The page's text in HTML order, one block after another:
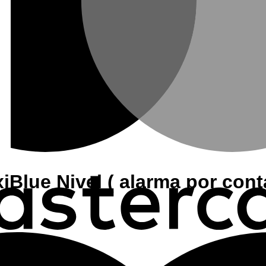
Nivel ( alarma por